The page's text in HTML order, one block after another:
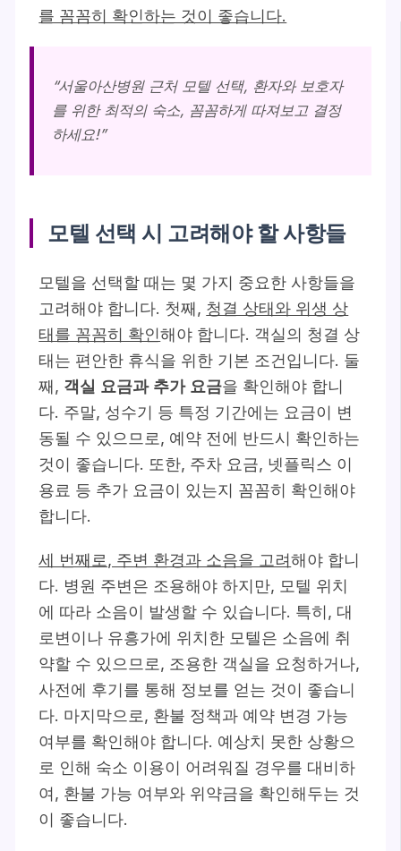
를 꼼꼼히 확인하는 것이 좋습니다.
“서울아산병원 근처 모텔 선택, 환자와 보호자
를 위한 최적의 숙소, 꼼꼼하게 따져보고 결정
하세요!”
모텔 선택 시 고려해야 할 사항들
모텔을 선택할 때는 몇 가지 중요한 사항들을
고려해야 합니다. 첫째, 청결 상태와 위생 상
태를 꼼꼼히 확인해야 합니다. 객실의 청결 상
태는 편안한 휴식을 위한 기본 조건입니다. 둘
째, 객실 요금과 추가 요금을 확인해야 합니
다. 주말, 성수기 등 특정 기간에는 요금이 변
동될 수 있으므로, 예약 전에 반드시 확인하는
것이 좋습니다. 또한, 주차 요금, 넷플릭스 이
용료 등 추가 요금이 있는지 꼼꼼히 확인해야
합니다.
세 번째로, 주변 환경과 소음을 고려해야 합니
다. 병원 주변은 조용해야 하지만, 모텔 위치
에 따라 소음이 발생할 수 있습니다. 특히, 대
로변이나 유흥가에 위치한 모텔은 소음에 취
약할 수 있으므로, 조용한 객실을 요청하거나,
사전에 후기를 통해 정보를 얻는 것이 좋습니
다. 마지막으로, 환불 정책과 예약 변경 가능
여부를 확인해야 합니다. 예상치 못한 상황으
로 인해 숙소 이용이 어려워질 경우를 대비하
여, 환불 가능 여부와 위약금을 확인해두는 것
이 좋습니다.